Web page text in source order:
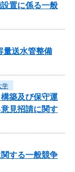
置に係る一般
量送水管整備
学
築及び保守運
見招請に関す
する一般競争